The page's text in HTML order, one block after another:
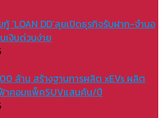
‘LOAN DD’ลุยเปิดธุรกิจรับฝาก-จำนอ
เงินด่วนง่าย
ล้าน สร้างฐานการผลิต xEVs ผลิต
าคอมแพ็คSUVแสนคัน/ปี